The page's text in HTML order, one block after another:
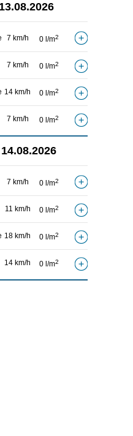
13.08.2026
7 km/h 0 l/m2
7 km/h 0 l/m2
14 km/h 0 l/m2
7 km/h 0 l/m2
14.08.2026
7 km/h 0 l/m2
11 km/h 0 l/m2
18 km/h 0 l/m2
14 km/h 0 l/m2